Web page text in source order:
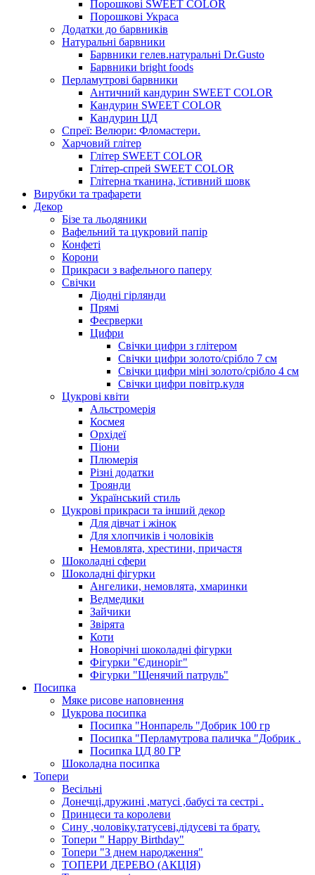
Порошкові SWEET COLOR
Порошкові Украса
Додатки до барвників
Натуральні барвники
Барвники гелев.натуральні Dr.Gusto
Барвники bright foods
Перламутрові барвники
Античний кандурин SWEET COLOR
Кандурин SWEET COLOR
Кандурин ЦД
Спреї: Велюри: Фломастери.
Харчовий глітер
Глітер SWEET COLOR
Глітер-спрей SWEET COLOR
Глітерна тканина, їстивний шовк
Вирубки та трафарети
Декор
Бізе та льодяники
Вафельний та цукровий папір
Конфеті
Корони
Прикраси з вафельного паперу
Свічки
Діодні гірлянди
Прямі
Феєрверки
Цифри
Свічки цифри з глітером
Свічки цифри золото/срібло 7 см
Свічки цифри міні золото/срібло 4 см
Свічки цифри повітр.куля
Цукрові квіти
Альстромерія
Космея
Орхідеї
Піони
Плюмерія
Різні додатки
Троянди
Український стиль
Цукрові прикраси та інший декор
Для дівчат і жінок
Для хлопчиків і чоловіків
Немовлята, хрестини, причастя
Шоколадні сфери
Шоколадні фігурки
Ангелики, немовлята, хмаринки
Ведмедики
Зайчики
Звірята
Коти
Новорічні шоколадні фігурки
Фігурки "Єдиноріг"
Фігурки "Щенячий патруль"
Посипка
Мяке рисове наповнення
Цукрова посипка
Посипка "Нонпарель "Добрик 100 гр
Посипка "Перламутрова паличка "Добрик .
Посипка ЦД 80 ГР
Шоколадна посипка
Топери
Весільні
Донечці,дружині ,матусі ,бабусі та сестрі .
Принцеси та королеви
Сину ,чоловіку,татусеві,дідусеві та брату.
Топери " Happy Birthday"
Топери "З днем народження"
ТОПЕРИ ДЕРЕВО (АКЦІЯ)